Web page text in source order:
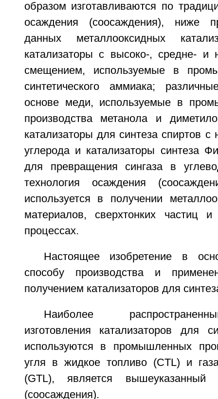
образом изготавливаются по
осаждения (соосаждения), ниже
данных металлооксидных
катализаторы с высоко-, средне- и
смещением, используемые в
синтетического аммиака;
основе меди, используемые в
производства метанола и
катализаторы для синтеза спиртов
углерода и катализаторы синтеза
для превращения сингаза в
технология осаждения
используется в получении
материалов, сверхтонких частиц
процессах.
Настоящее изобретение в
способу производства и
получением катализаторов для
Наиболее
изготовления катализаторов для
используются в промышленных
угля в жидкое топливо (CTL) и
(GTL), является вышеуказанный
(соосаждения).